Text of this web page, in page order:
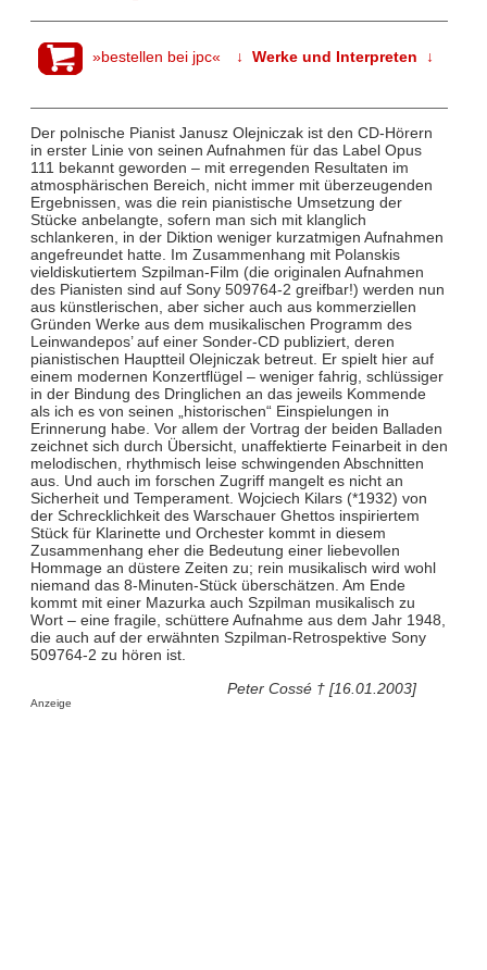
»bestellen bei jpc« ↓ Werke und Interpreten ↓
Der polnische Pianist Janusz Olejniczak ist den CD-Hörern
in erster Linie von seinen Aufnahmen für das Label Opus
111 bekannt geworden – mit erregenden Resultaten im
atmosphärischen Bereich, nicht immer mit überzeugenden
Ergebnissen, was die rein pianistische Umsetzung der
Stücke anbelangte, sofern man sich mit klanglich
schlankeren, in der Diktion weniger kurzatmigen Aufnahmen
angefreundet hatte. Im Zusammenhang mit Polanskis
vieldiskutiertem Szpilman-Film (die originalen Aufnahmen
des Pianisten sind auf Sony 509764-2 greifbar!) werden nun
aus künstlerischen, aber sicher auch aus kommerziellen
Gründen Werke aus dem musikalischen Programm des
Leinwandepos’ auf einer Sonder-CD publiziert, deren
pianistischen Hauptteil Olejniczak betreut. Er spielt hier auf
einem modernen Konzertflügel – weniger fahrig, schlüssiger
in der Bindung des Dringlichen an das jeweils Kommende
als ich es von seinen „historischen“ Einspielungen in
Erinnerung habe. Vor allem der Vortrag der beiden Balladen
zeichnet sich durch Übersicht, unaffektierte Feinarbeit in den
melodischen, rhythmisch leise schwingenden Abschnitten
aus. Und auch im forschen Zugriff mangelt es nicht an
Sicherheit und Temperament. Wojciech Kilars (*1932) von
der Schrecklichkeit des Warschauer Ghettos inspiriertem
Stück für Klarinette und Orchester kommt in diesem
Zusammenhang eher die Bedeutung einer liebevollen
Hommage an düstere Zeiten zu; rein musikalisch wird wohl
niemand das 8-Minuten-Stück überschätzen. Am Ende
kommt mit einer Mazurka auch Szpilman musikalisch zu
Wort – eine fragile, schüttere Aufnahme aus dem Jahr 1948,
die auch auf der erwähnten Szpilman-Retrospektive Sony
509764-2 zu hören ist.
Peter Cossé † [16.01.2003]
Anzeige